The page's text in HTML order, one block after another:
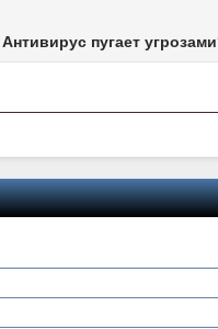
пугает